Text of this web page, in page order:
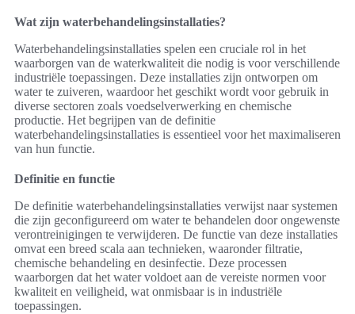
Wat zijn waterbehandelingsinstallaties?
Waterbehandelingsinstallaties spelen een cruciale rol in het
waarborgen van de waterkwaliteit die nodig is voor verschillende
industriële toepassingen. Deze installaties zijn ontworpen om
water te zuiveren, waardoor het geschikt wordt voor gebruik in
diverse sectoren zoals voedselverwerking en chemische
productie. Het begrijpen van de definitie
waterbehandelingsinstallaties is essentieel voor het maximaliseren
van hun functie.
Definitie en functie
De definitie waterbehandelingsinstallaties verwijst naar systemen
die zijn geconfigureerd om water te behandelen door ongewenste
verontreinigingen te verwijderen. De functie van deze installaties
omvat een breed scala aan technieken, waaronder filtratie,
chemische behandeling en desinfectie. Deze processen
waarborgen dat het water voldoet aan de vereiste normen voor
kwaliteit en veiligheid, wat onmisbaar is in industriële
toepassingen.